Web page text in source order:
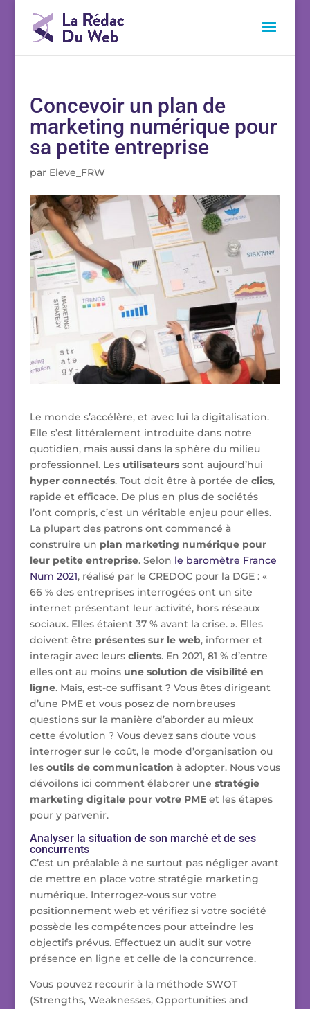
Concevoir un plan de
marketing numérique pour
sa petite entreprise
par Eleve_FRW
Le monde s’accélère, et avec lui la digitalisation.
Elle s’est littéralement introduite dans notre
quotidien, mais aussi dans la sphère du milieu
professionnel. Les utilisateurssont aujourd’hui
hyper connectés. Tout doit être à portée de clics,
rapide et efficace. De plus en plus de sociétés
l’ont compris, c’est un véritable enjeu pour elles.
La plupart des patrons ont commencé à
construire un plan marketing numérique pour
leur petite entreprise. Selon le baromètre France
Num 2021, réalisé par le CREDOC pour la DGE : «
66 % des entreprises interrogées ont un site
internet présentant leur activité, hors réseaux
sociaux. Elles étaient 37 % avant la crise. ». Elles
doivent être présentes sur le web, informer et
interagir avec leurs clients. En 2021, 81 % d’entre
elles ont au moins une solution de visibilité en
ligne. Mais, est-ce suffisant ? Vous êtes dirigeant
d’une PME et vous posez de nombreuses
questions sur la manière d’aborder au mieux
cette évolution ? Vous devez sans doute vous
interroger sur le coût, le mode d’organisation ou
les outils de communication à adopter. Nous vous
dévoilons ici comment élaborer une stratégie
marketing digitale pour votre PMEet les étapes
pour y parvenir.
Analyser la situation de son marché et de ses
concurrents
C’est un préalable à ne surtout pas négliger avant
de mettre en place votre stratégie marketing
numérique. Interrogez-vous sur votre
positionnement web et vérifiez si votre société
possède les compétences pour atteindre les
objectifs prévus. Effectuez un audit sur votre
présence en ligne et celle de la concurrence.
Vous pouvez recourir à la méthode SWOT
(Strengths, Weaknesses, Opportunities and